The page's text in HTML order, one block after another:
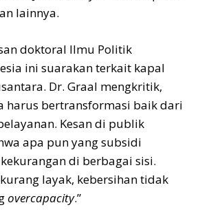
lainnya.
doktoral Ilmu Politik
ini suarakan terkait kapal
Dr. Graal mengkritik,
harus bertransformasi baik dari
Kesan di publik
apa pun yang subsidi
di berbagai sisi.
layak, kebersihan tidak
overcapacity.”